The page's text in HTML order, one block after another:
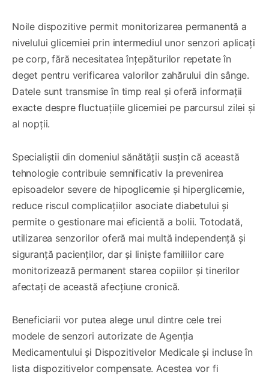
Noile dispozitive permit monitorizarea permanentă a
nivelului glicemiei prin intermediul unor senzori aplicați
pe corp, fără necesitatea înțepăturilor repetate în
deget pentru verificarea valorilor zahărului din sânge.
Datele sunt transmise în timp real și oferă informații
exacte despre fluctuațiile glicemiei pe parcursul zilei și
al nopții.
Specialiștii din domeniul sănătății susțin că această
tehnologie contribuie semnificativ la prevenirea
episoadelor severe de hipoglicemie și hiperglicemie,
reduce riscul complicațiilor asociate diabetului și
permite o gestionare mai eficientă a bolii. Totodată,
utilizarea senzorilor oferă mai multă independență și
siguranță pacienților, dar și liniște familiilor care
monitorizează permanent starea copiilor și tinerilor
afectați de această afecțiune cronică.
Beneficiarii vor putea alege unul dintre cele trei
modele de senzori autorizate de Agenția
Medicamentului și Dispozitivelor Medicale și incluse în
lista dispozitivelor compensate. Acestea vor fi